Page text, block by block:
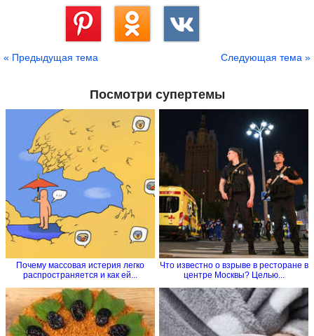
« Предыдущая тема Следующая тема »
Посмотри супертемы
Почему массовая истерия легко
распространяется и как ей...
Что известно о взрыве в ресторане в
центре Москвы? Целью...